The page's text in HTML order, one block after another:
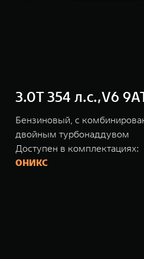
3.0T 354 л.с.,V6
Бензиновый, с
двойным турбонаддувом
Доступен в комплектациях:
ОНИКС